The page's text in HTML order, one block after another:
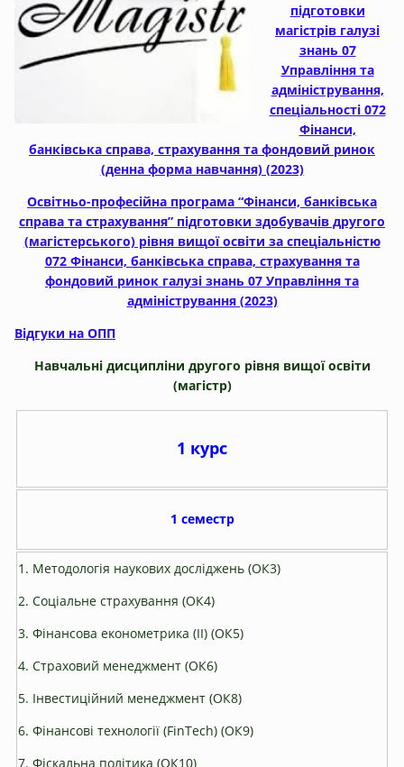
підготовки
магістрів галузі
знань 07
Управління та
адміністрування,
спеціальності 072
Фінанси,
банківська справа, страхування та фондовий ринок
(денна форма навчання) (2023)
Освітньо-професійна програма “Фінанси, банківська
справа та страхування” підготовки здобувачів другого
(магістерського) рівня вищої освіти за спеціальністю
072 Фінанси, банківська справа, страхування та
фондовий ринок галузі знань 07 Управління та
адміністрування (2023)
Відгуки на ОПП
Навчальні дисципліни другого рівня вищої освіти
(магістр)
1 курс
1 семестр
1. Методологія наукових досліджень (ОК3)
2. Соціальне страхування (ОК4)
3. Фінансова економетрика (ІІ) (ОК5)
4. Страховий менеджмент (ОК6)
5. Інвестиційний менеджмент (ОК8)
6. Фінансові технології (FinTech) (ОК9)
7. Фіскальна політика (ОК10)